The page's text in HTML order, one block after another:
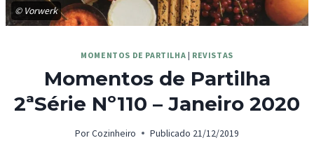
© Vorwerk
MOMENTOS DE PARTILHA | REVISTAS
Momentos de Partilha
2ªSérie Nº110 – Janeiro 2020
Por Cozinheiro Publicado 21/12/2019